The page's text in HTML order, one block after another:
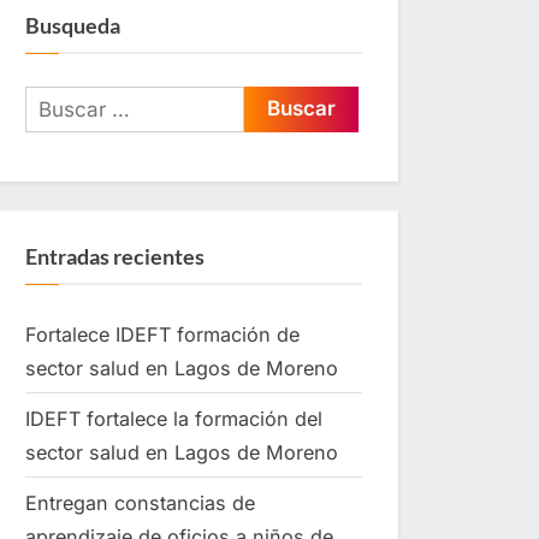
Busqueda
Entradas recientes
Fortalece IDEFT formación de
sector salud en Lagos de Moreno
IDEFT fortalece la formación del
sector salud en Lagos de Moreno
Entregan constancias de